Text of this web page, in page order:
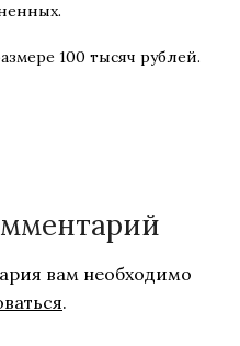
100 тысяч рублей.
вам необходимо
.